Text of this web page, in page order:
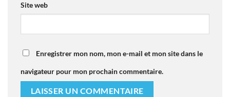
Site web
Enregistrer mon nom, mon e-mail et mon site dans le
navigateur pour mon prochain commentaire.